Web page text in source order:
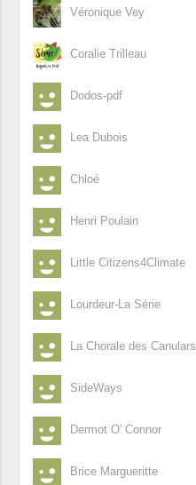
Véronique Vey
Coralie Trilleau
Dodos-pdf
Lea Dubois
Chloé
Henri Poulain
Little Citizens4Climate
Lourdeur-La Série
La Chorale des Canulars
SideWays
Dermot O' Connor
Brice Margueritte